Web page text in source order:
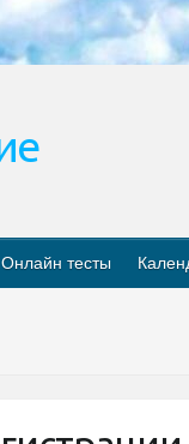
Онлайн тесты